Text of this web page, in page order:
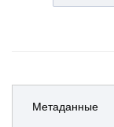
Метаданные